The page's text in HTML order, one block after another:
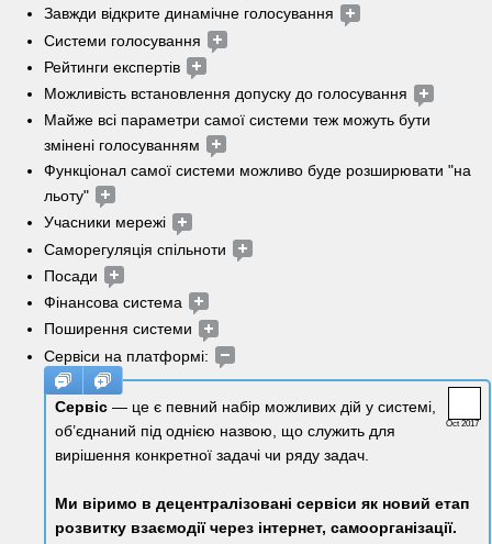
Завжди відкрите динамічне голосування
Системи голосування
Рейтинги експертів
Можливість встановлення допуску до голосування
Майже всі параметри самої системи теж можуть бути
змінені голосуванням
Функціонал самої системи можливо буде розширювати "на
льоту"
Учасники мережі
Саморегуляція спільноти
Посади
Фінансова система
Поширення системи
Сервіси на платформі:
Oct 2017
Сервіс — це є певний набір можливих дій у системі,
об’єднаний під однією назвою, що служить для
вирішення конкретної задачі чи ряду задач.
Ми віримо в децентралізовані сервіси як новий етап
розвитку взаємодії через інтернет, самоорганізації.